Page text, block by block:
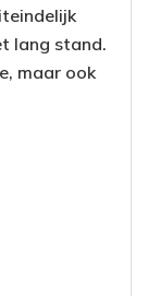
lang stand.
maar ook